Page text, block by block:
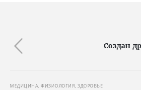
Создан
МЕДИЦИНА, ФИЗИОЛОГИЯ, ЗДОРОВЬЕ